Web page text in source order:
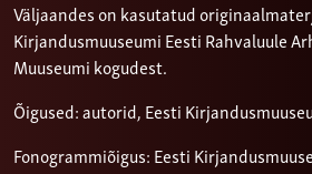
Väljaandes on kasutatud
Kirjandusmuuseumi Eesti Rahvaluule
Muuseumi kogudest.
Õigused: autorid, Eesti
Fonogrammiõigus: Eesti